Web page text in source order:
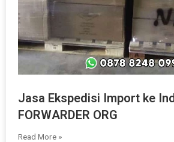
Jasa Ekspedisi Import ke
FORWARDER ORG
Read More »